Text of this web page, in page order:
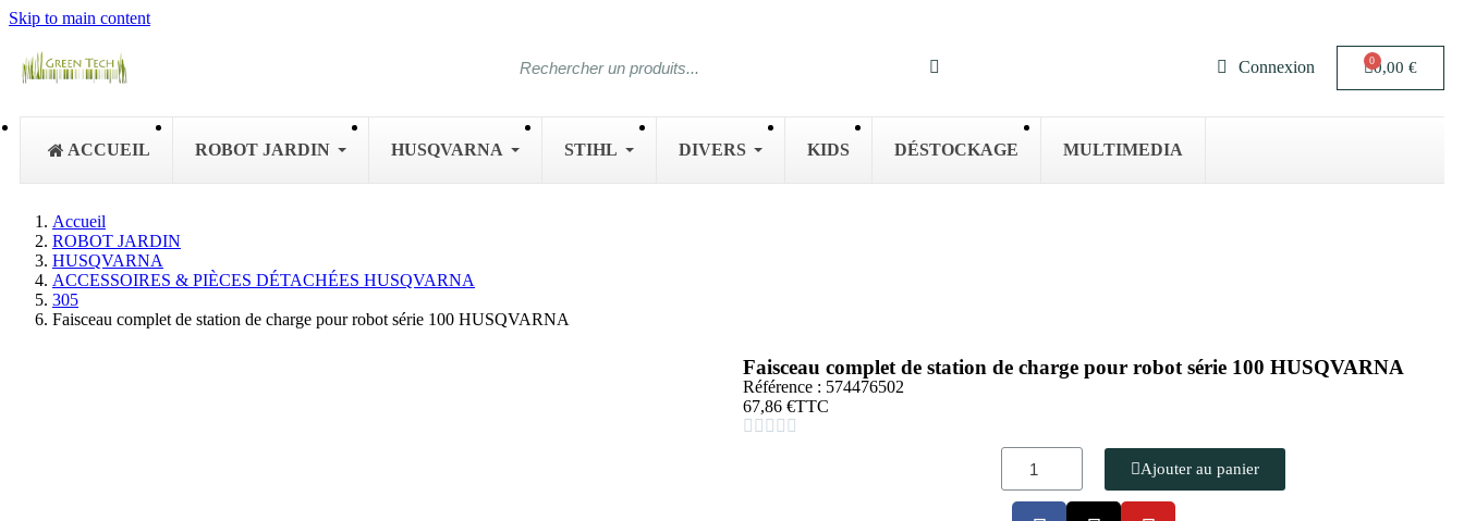
Skip to main content
Connexion 0,00 €
ACCUEIL ROBOT JARDIN HUSQVARNA STIHL DIVERS KIDS DÉSTOCKAGE MULTIMEDIA
Accueil
ROBOT JARDIN
HUSQVARNA
ACCESSOIRES & PIÈCES DÉTACHÉES HUSQVARNA
305
Faisceau complet de station de charge pour robot série 100 HUSQVARNA
Faisceau complet de station de charge pour robot série 100 HUSQVARNA
Référence : 574476502
67,86 €TTC
    
Ajouter au panier